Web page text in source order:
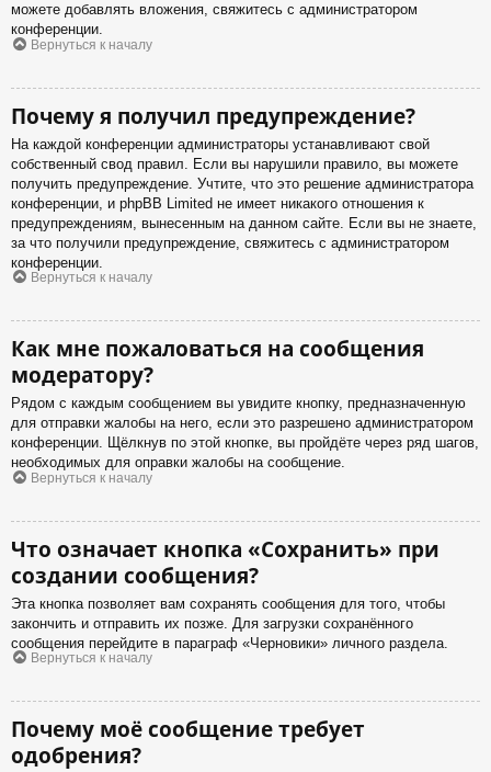
можете добавлять вложения, свяжитесь с администратором
конференции.
Вернуться к началу
Почему я получил предупреждение?
На каждой конференции администраторы устанавливают свой
собственный свод правил. Если вы нарушили правило, вы можете
получить предупреждение. Учтите, что это решение администратора
конференции, и phpBB Limited не имеет никакого отношения к
предупреждениям, вынесенным на данном сайте. Если вы не знаете,
за что получили предупреждение, свяжитесь с администратором
конференции.
Вернуться к началу
Как мне пожаловаться на сообщения
модератору?
Рядом с каждым сообщением вы увидите кнопку, предназначенную
для отправки жалобы на него, если это разрешено администратором
конференции. Щёлкнув по этой кнопке, вы пройдёте через ряд шагов,
необходимых для оправки жалобы на сообщение.
Вернуться к началу
Что означает кнопка «Сохранить» при
создании сообщения?
Эта кнопка позволяет вам сохранять сообщения для того, чтобы
закончить и отправить их позже. Для загрузки сохранённого
сообщения перейдите в параграф «Черновики» личного раздела.
Вернуться к началу
Почему моё сообщение требует
одобрения?